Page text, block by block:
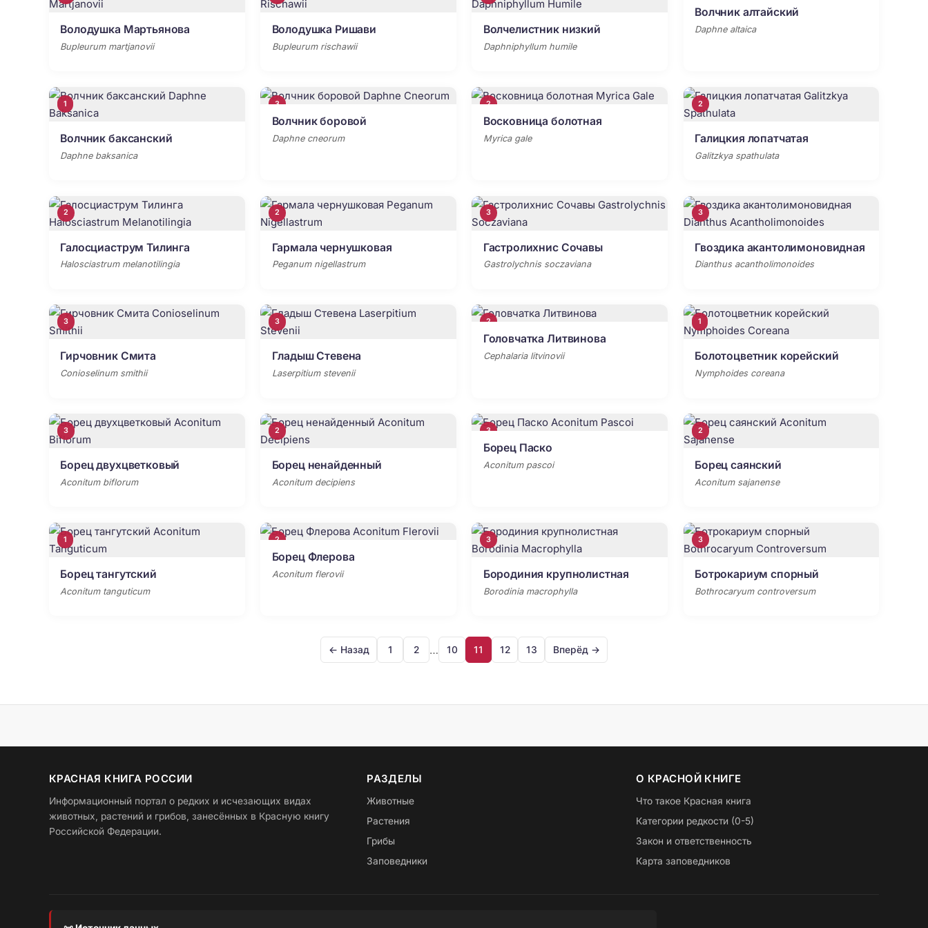
Володушка Мартьянова
Bupleurum martjanovii
Володушка Ришави
Bupleurum rischawii
Волчелистник низкий
Daphniphyllum humile
Волчник алтайский
Daphne altaica
1
Волчник баксанский
Daphne baksanica
3
Волчник боровой
Daphne cneorum
2
Восковница болотная
Myrica gale
2
Галицкия лопатчатая
Galitzkya spathulata
2
Галосциаструм Тилинга
Halosciastrum melanotilingia
2
Гармала чернушковая
Peganum nigellastrum
3
Гастролихнис Сочавы
Gastrolychnis soczaviana
3
Гвоздика акантолимоновидная
Dianthus acantholimonoides
3
Гирчовник Смита
Conioselinum smithii
3
Гладыш Стевена
Laserpitium stevenii
2
Головчатка Литвинова
Cephalaria litvinovii
1
Болотоцветник корейский
Nymphoides coreana
3
Борец двухцветковый
Aconitum biflorum
2
Борец ненайденный
Aconitum decipiens
3
Борец Паско
Aconitum pascoi
2
Борец саянский
Aconitum sajanense
1
Борец тангутский
Aconitum tanguticum
2
Борец Флерова
Aconitum flerovii
3
Бородиния крупнолистная
Borodinia macrophylla
3
Ботрокариум спорный
Bothrocaryum controversum
← Назад 1 2 … 10 11 12 13 Вперёд →
КРАСНАЯ КНИГА РОССИИ
Информационный портал о редких и исчезающих видах
животных, растений и грибов, занесённых в Красную книгу
Российской Федерации.
РАЗДЕЛЫ
Животные
Растения
Грибы
Заповедники
О КРАСНОЙ КНИГЕ
Что такое Красная книга
Категории редкости (0-5)
Закон и ответственность
Карта заповедников